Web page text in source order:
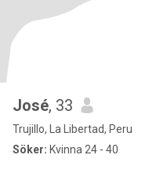
José, 33
Trujillo, La Libertad, Peru
Söker: Kvinna 24 - 40